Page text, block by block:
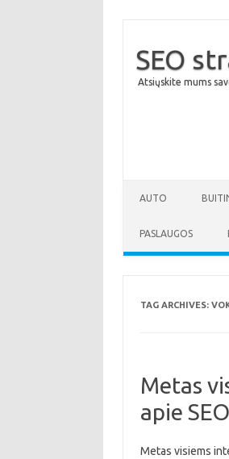
SEO
Atsiųskite mums
AUTO
PASLAUGOS
TAG ARCHIVES:
Metas
apie SEO
Metas visiems